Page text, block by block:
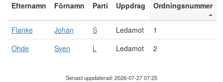
Efternamn Förnamn Parti Uppdrag Ordningsnummer
Flanke Johan S Ledamot
1
Ohde
Sven L Ledamot 2
Senast uppdaterad: 2026-07-27 07:25